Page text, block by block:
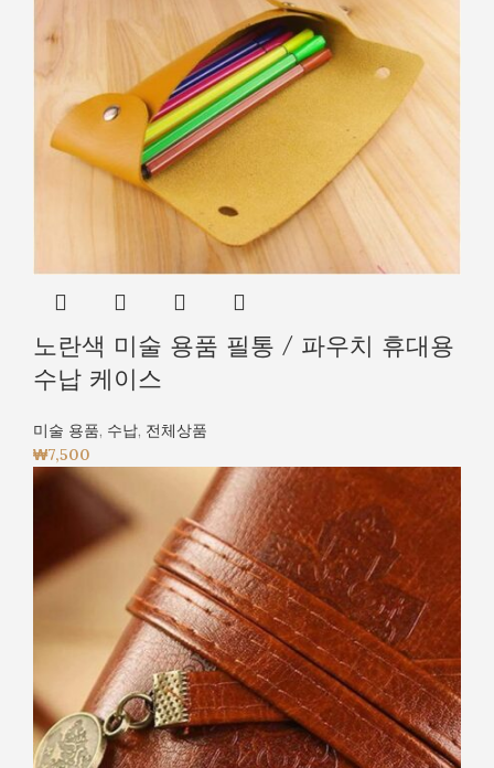
노란색 미술 용품 필통 / 파우치 휴대용
수납 케이스
미술 용품, 수납, 전체상품
₩7,500